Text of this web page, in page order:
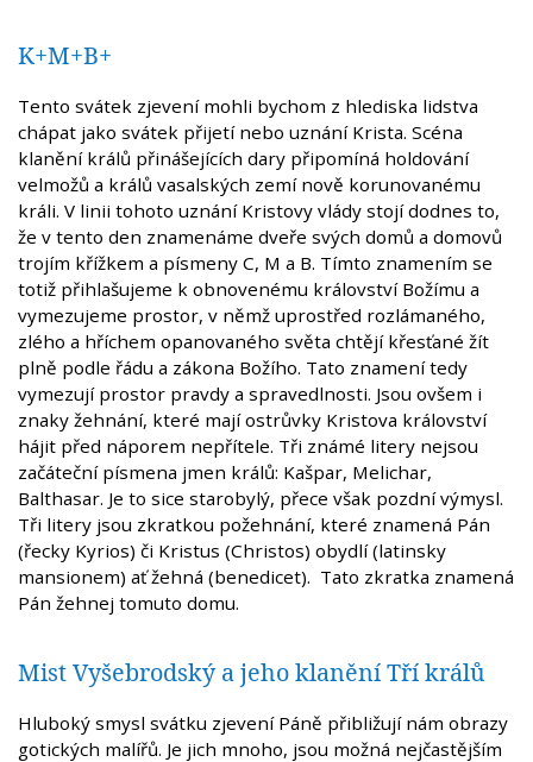
K+M+B+
Tento svátek zjevení mohli bychom z hlediska lidstva
chápat jako svátek přijetí nebo uznání Krista. Scéna
klanění králů přinášejících dary připomíná holdování
velmožů a králů vasalských zemí nově korunovanému
králi. V linii tohoto uznání Kristovy vlády stojí dodnes to,
že v tento den znamenáme dveře svých domů a domovů
trojím křížkem a písmeny C, M a B. Tímto znamením se
totiž přihlašujeme k obnovenému království Božímu a
vymezujeme prostor, v němž uprostřed rozlámaného,
zlého a hříchem opanovaného světa chtějí křesťané žít
plně podle řádu a zákona Božího. Tato znamení tedy
vymezují prostor pravdy a spravedlnosti. Jsou ovšem i
znaky žehnání, které mají ostrůvky Kristova království
hájit před náporem nepřítele. Tři známé litery nejsou
začáteční písmena jmen králů: Kašpar, Melichar,
Balthasar. Je to sice starobylý, přece však pozdní výmysl.
Tři litery jsou zkratkou požehnání, které znamená Pán
(řecky Kyrios) či Kristus (Christos) obydlí (latinsky
mansionem) ať žehná (benedicet). Tato zkratka znamená
Pán žehnej tomuto domu.
Mist Vyšebrodský a jeho klanění Tří králů
Hluboký smysl svátku zjevení Páně přibližují nám obrazy
gotických malířů. Je jich mnoho, jsou možná nejčastějším